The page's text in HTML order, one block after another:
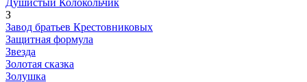
Душистый Колокольчик
З
Завод братьев Крестовниковых
Защитная формула
Звезда
Золотая сказка
Золушка